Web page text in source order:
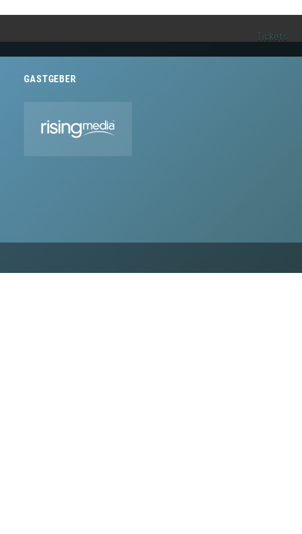
Tickets
GASTGEBER